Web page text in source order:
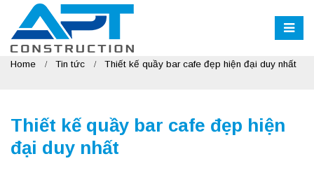
Home Tin tức Thiết kế quầy bar cafe đẹp hiện đại duy nhất
Thiết kế quầy bar cafe đẹp hiện
đại duy nhất